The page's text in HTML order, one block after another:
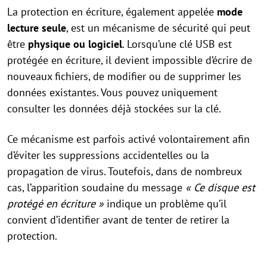
La protection en écriture, également appelée mode
lecture seule, est un mécanisme de sécurité qui peut
être physique ou logiciel. Lorsqu’une clé USB est
protégée en écriture, il devient impossible d’écrire de
nouveaux fichiers, de modifier ou de supprimer les
données existantes. Vous pouvez uniquement
consulter les données déjà stockées sur la clé.
Ce mécanisme est parfois activé volontairement afin
d’éviter les suppressions accidentelles ou la
propagation de virus. Toutefois, dans de nombreux
cas, l’apparition soudaine du message « Ce disque est
protégé en écriture » indique un problème qu’il
convient d’identifier avant de tenter de retirer la
protection.